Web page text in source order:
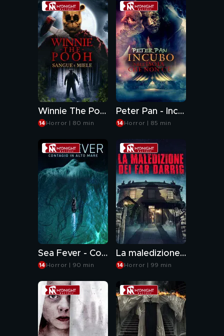
Winnie The Pooh - Sangue e miele
Horror | 80 min
Peter Pan - Incubo nell'isola che non c'è
Horror | 85 min
Sea Fever - Contagio in alto mare
Horror | 90 min
La maledizione dei Far Darrig
Horror | 99 min